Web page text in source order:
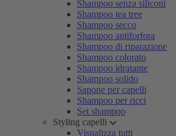
Shampoo senza siliconi
Shampoo tea tree
Shampoo secco
Shampoo antiforfora
Shampoo di riparazione
Shampoo colorato
Shampoo idratante
Shampoo solido
Sapone per capelli
Shampoo per ricci
Set shampoo
Styling capelli
Visualizza tutti